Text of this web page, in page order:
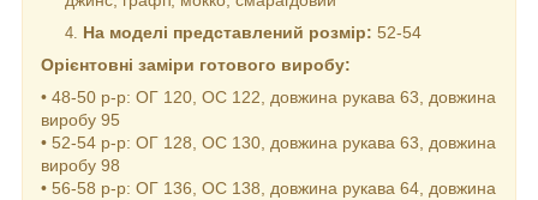
На моделі представлений розмір: 52-54
Орієнтовні заміри готового виробу:
• 48-50 р-р: ОГ 120, ОС 122, довжина рукава 63, довжина
виробу 95
• 52-54 р-р: ОГ 128, ОС 130, довжина рукава 63, довжина
виробу 98
• 56-58 р-р: ОГ 136, ОС 138, довжина рукава 64, довжина